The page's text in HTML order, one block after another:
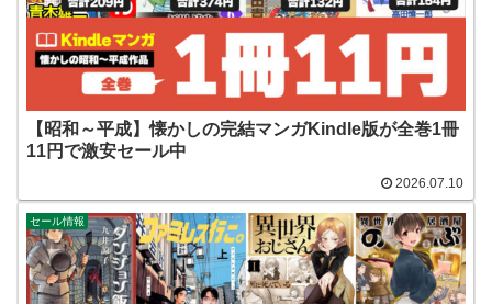
【昭和～平成】懐かしの完結マンガKindle版が全巻1冊
11円で激安セール中
2026.07.10
セール情報